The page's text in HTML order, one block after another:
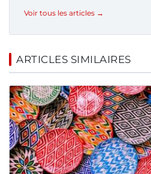
Voir tous les articles →
ARTICLES SIMILAIRES